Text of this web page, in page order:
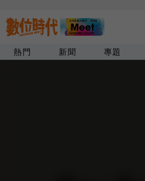
熱門 新聞 專題